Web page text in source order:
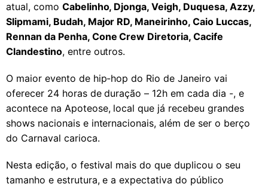
atual, como Cabelinho, Djonga, Veigh, Duquesa, Azzy,
Slipmami, Budah, Major RD, Maneirinho, Caio Luccas,
Rennan da Penha, Cone Crew Diretoria, Cacife
Clandestino, entre outros.
O maior evento de hip-hop do Rio de Janeiro vai
oferecer 24 horas de duração – 12h em cada dia -, e
acontece na Apoteose, local que já recebeu grandes
shows nacionais e internacionais, além de ser o berço
do Carnaval carioca.
Nesta edição, o festival mais do que duplicou o seu
tamanho e estrutura, e a expectativa do público